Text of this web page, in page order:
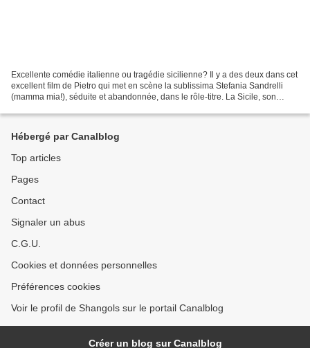
Excellente comédie italienne ou tragédie sicilienne? Il y a des deux dans cet
excellent film de Pietro qui met en scène la sublissima Stefania Sandrelli
(mamma mia!), séduite et abandonnée, dans le rôle-titre. La Sicile, son
Hébergé par Canalblog
Top articles
Pages
Contact
Signaler un abus
C.G.U.
Cookies et données personnelles
Préférences cookies
Voir le profil de Shangols sur le portail Canalblog
Créer un blog sur Canalblog